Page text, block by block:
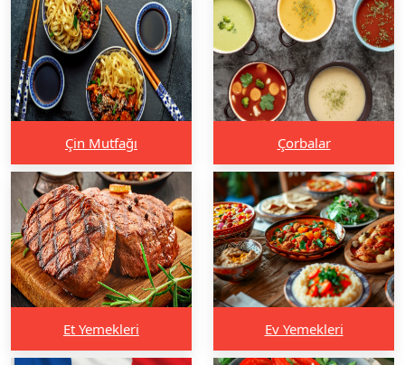
Çin Mutfağı Çorbalar
Et Yemekleri Ev Yemekleri